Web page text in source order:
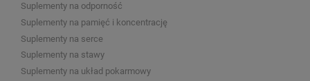
Suplementy na odporność
Suplementy na pamięć i koncentrację
Suplementy na serce
Suplementy na stawy
Suplementy na układ pokarmowy